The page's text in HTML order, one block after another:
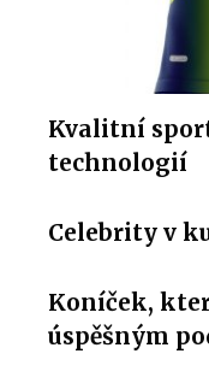
Kvalitní
technologií
Celebrity v
Koníček,
úspěšným